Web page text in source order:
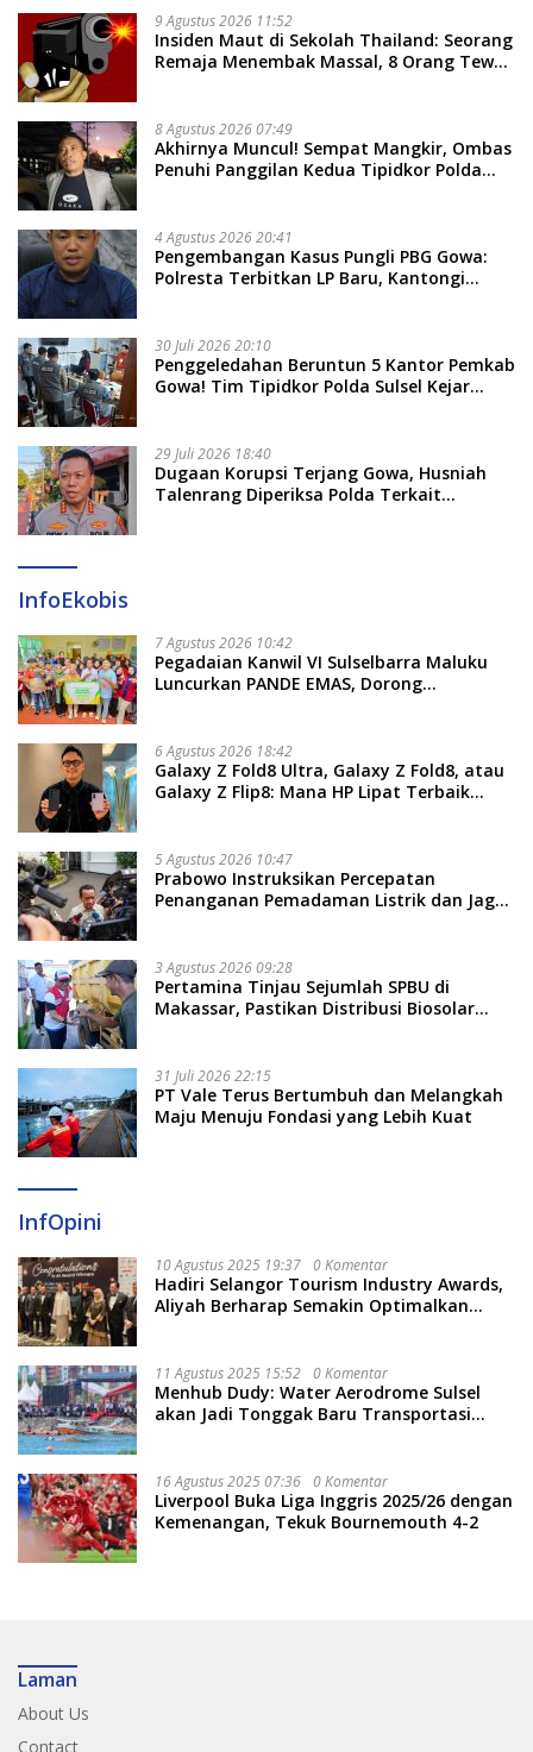
9 Agustus 2026 11:52
Insiden Maut di Sekolah Thailand: Seorang
Remaja Menembak Massal, 8 Orang Tewas
8 Agustus 2026 07:49
Akhirnya Muncul! Sempat Mangkir, Ombas
Penuhi Panggilan Kedua Tipidkor Polda
4 Agustus 2026 20:41
Pengembangan Kasus Pungli PBG Gowa:
Polresta Terbitkan LP Baru, Kantongi
30 Juli 2026 20:10
Penggeledahan Beruntun 5 Kantor Pemkab
Gowa! Tim Tipidkor Polda Sulsel Kejar
29 Juli 2026 18:40
Dugaan Korupsi Terjang Gowa, Husniah
Talenrang Diperiksa Polda Terkait
InfoEkobis
7 Agustus 2026 10:42
Pegadaian Kanwil VI Sulselbarra Maluku
Luncurkan PANDE EMAS, Dorong
6 Agustus 2026 18:42
Galaxy Z Fold8 Ultra, Galaxy Z Fold8, atau
Galaxy Z Flip8: Mana HP Lipat Terbaik
5 Agustus 2026 10:47
Prabowo Instruksikan Percepatan
Penanganan Pemadaman Listrik dan Jaga
3 Agustus 2026 09:28
Pertamina Tinjau Sejumlah SPBU di
Makassar, Pastikan Distribusi Biosolar
31 Juli 2026 22:15
PT Vale Terus Bertumbuh dan Melangkah
Maju Menuju Fondasi yang Lebih Kuat
InfOpini
10 Agustus 2025 19:37 0 Komentar
Hadiri Selangor Tourism Industry Awards,
Aliyah Berharap Semakin Optimalkan
11 Agustus 2025 15:52 0 Komentar
Menhub Dudy: Water Aerodrome Sulsel
akan Jadi Tonggak Baru Transportasi
16 Agustus 2025 07:36 0 Komentar
Liverpool Buka Liga Inggris 2025/26 dengan
Kemenangan, Tekuk Bournemouth 4-2
Laman
About Us
Contact